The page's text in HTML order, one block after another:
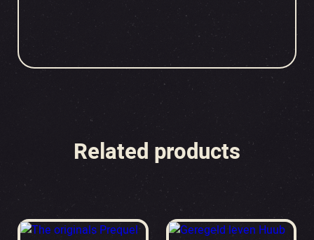
Related products